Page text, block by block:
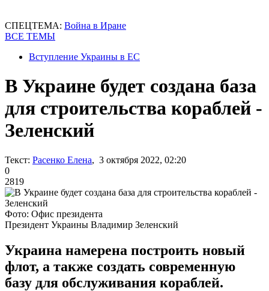
СПЕЦТЕМА: Война в Иране
ВСЕ ТЕМЫ
Вступление Украины в ЕС
В Украине будет создана база
для строительства кораблей -
Зеленский
Текст: Расенко Елена, 3 октября 2022, 02:20
0
2819
Фото: Офис президента
Президент Украины Владимир Зеленский
Украина намерена построить новый
флот, а также создать современную
базу для обслуживания кораблей.